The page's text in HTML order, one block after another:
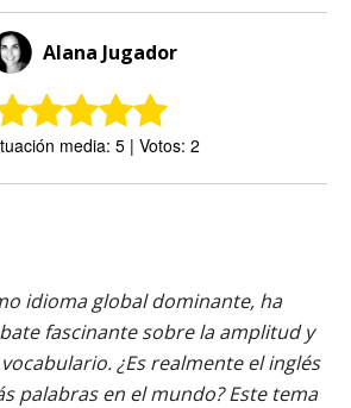
Alana Jugador
media: 5 | Votos: 2
idioma global dominante, ha
fascinante sobre la amplitud y
¿Es realmente el inglés
palabras en el mundo? Este tema